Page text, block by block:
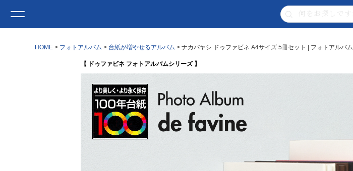
HOME フォトアルバム 台紙が増やせるアルバム ナカバヤシ ドゥファビネ A4サイズ 5冊セット | フォトアルバム
【 ドゥファビネ フォトアルバムシリーズ 】